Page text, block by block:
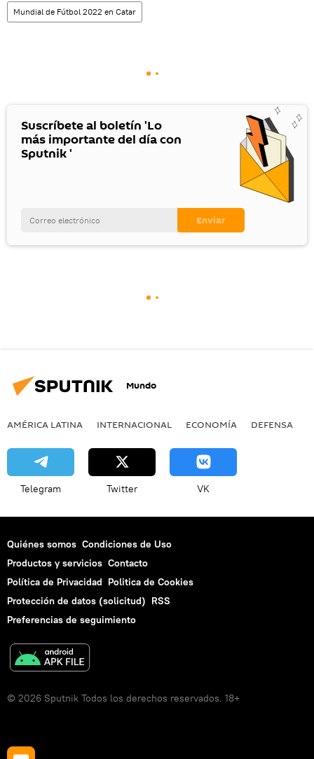
Mundial de Fútbol 2022 en Catar
Suscríbete al boletín 'Lo
más importante del día con
Sputnik '
Mundo
AMÉRICA LATINA INTERNACIONAL ECONOMÍA DEFENSA
Telegram Twitter VK
Quiénes somos Condiciones de Uso
Productos y servicios Contacto
Política de Privacidad Politica de Cookies
Protección de datos (solicitud) RSS
Preferencias de seguimiento
© 2026 Sputnik Todos los derechos reservados. 18+